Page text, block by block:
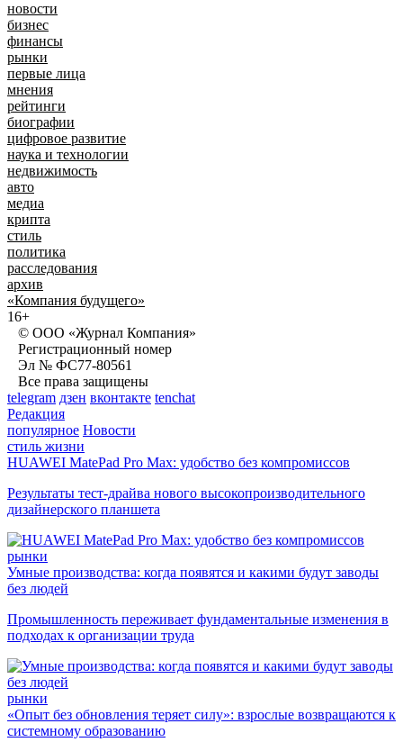
новости
бизнес
финансы
рынки
первые лица
мнения
рейтинги
биографии
цифровое развитие
наука и технологии
недвижимость
авто
медиа
крипта
стиль
политика
расследования
архив
«Компания будущего»
16+
© ООО «Журнал Компания»
Регистрационный номер
Эл № ФС77-80561
Все права защищены
telegram дзен вконтакте tenchat
Редакция
популярное Новости
стиль жизни
HUAWEI MatePad Pro Max: удобство без компромиссов
Результаты тест-драйва нового высокопроизводительного
дизайнерского планшета
рынки
Умные производства: когда появятся и какими будут заводы
без людей
Промышленность переживает фундаментальные изменения в
подходах к организации труда
рынки
«Опыт без обновления теряет силу»: взрослые возвращаются к
системному образованию